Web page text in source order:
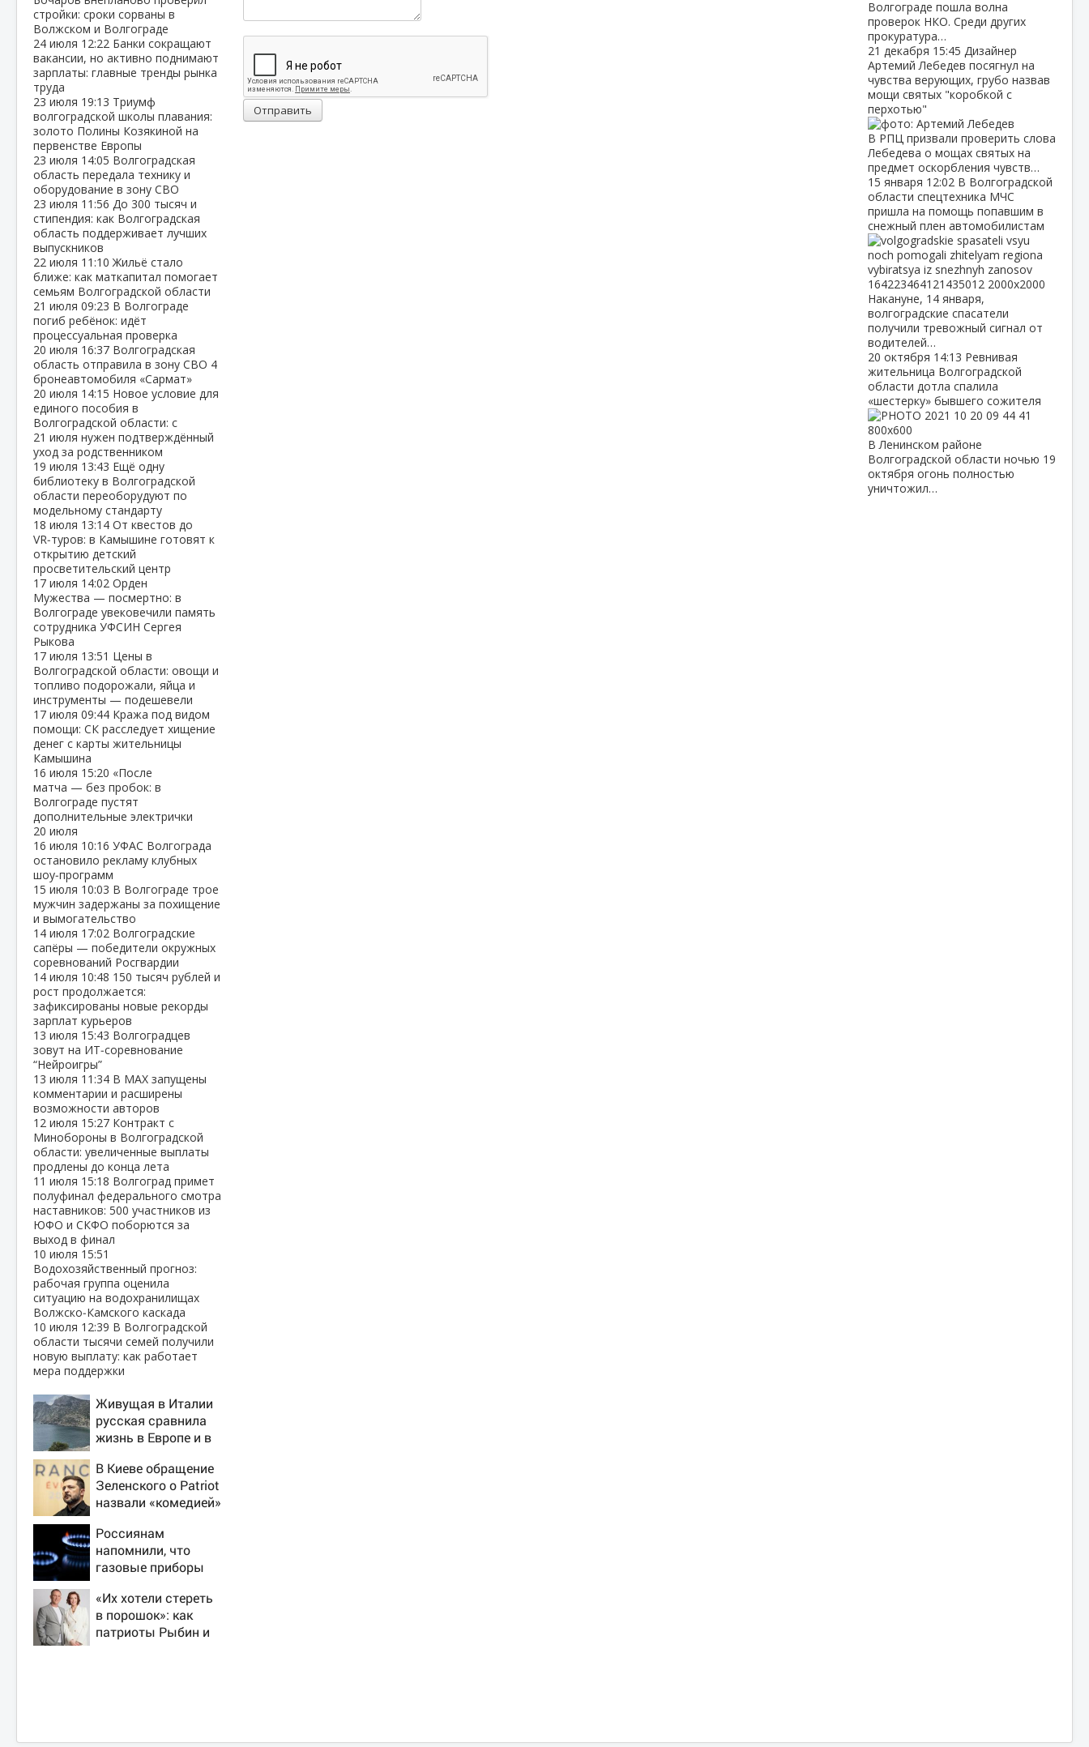
стройки: сроки сорваны в
Волжском и Волгограде
24 июля 12:22 Банки сокращают
вакансии, но активно поднимают
зарплаты: главные тренды рынка
труда
23 июля 19:13 Триумф
волгоградской школы плавания:
золото Полины Козякиной на
первенстве Европы
23 июля 14:05 Волгоградская
область передала технику и
оборудование в зону СВО
23 июля 11:56 До 300 тысяч и
стипендия: как Волгоградская
область поддерживает лучших
выпускников
22 июля 11:10Жильё стало
ближе: как маткапитал помогает
семьям Волгоградской области
21 июля 09:23 В Волгограде
погиб ребёнок: идёт
процессуальная проверка
20 июля 16:37 Волгоградская
область отправила в зону СВО 4
бронеавтомобиля «Сармат»
20 июля 14:15 Новое условие для
единого пособия в
Волгоградской области: с
21 июля нужен подтверждённый
уход за родственником
19 июля 13:43 Ещё одну
библиотеку в Волгоградской
области переоборудуют по
модельному стандарту
18 июля 13:14 От квестов до
VR‑туров: в Камышине готовят к
открытию детский
просветительский центр
17 июля 14:02 Орден
Мужества — посмертно: в
Волгограде увековечили память
сотрудника УФСИН Сергея
Рыкова
17 июля 13:51 Цены в
Волгоградской области: овощи и
топливо подорожали, яйца и
инструменты — подешевели
17 июля 09:44 Кража под видом
помощи: СК расследует хищение
денег с карты жительницы
Камышина
16 июля 15:20 «После
матча — без пробок: в
Волгограде пустят
дополнительные электрички
20 июля
16 июля 10:16 УФАС Волгограда
остановило рекламу клубных
шоу‑программ
15 июля 10:03 В Волгограде трое
мужчин задержаны за похищение
и вымогательство
14 июля 17:02 Волгоградские
сапёры — победители окружных
соревнований Росгвардии
14 июля 10:48 150 тысяч рублей и
рост продолжается:
зафиксированы новые рекорды
зарплат курьеров
13 июля 15:43 Волгоградцев
зовут на ИТ‑соревнование
“Нейроигры”
13 июля 11:34 В МАХ запущены
комментарии и расширены
возможности авторов
12 июля 15:27 Контракт с
Минобороны в Волгоградской
области: увеличенные выплаты
продлены до конца лета
11 июля 15:18 Волгоград примет
полуфинал федерального смотра
наставников: 500 участников из
ЮФО и СКФО поборются за
выход в финал
10 июля 15:51
Водохозяйственный прогноз:
рабочая группа оценила
ситуацию на водохранилищах
Волжско‑Камского каскада
10 июля 12:39 В Волгоградской
области тысячи семей получили
новую выплату: как работает
мера поддержки
Живущая в Италии
русская сравнила
жизнь в Европе и в
В Киеве обращение
Зеленского о Patriot
назвали «комедией»
Россиянам
напомнили, что
газовые приборы
ремонтировать
самостоятельно
«Их хотели стереть
в порошок»: как
патриоты Рыбин и
Отправить
Волгограде пошла волна
проверок НКО. Среди других
прокуратура…
21 декабря 15:45 Дизайнер
Артемий Лебедев посягнул на
чувства верующих, грубо назвав
мощи святых "коробкой с
перхотью"
В РПЦ призвали проверить слова
Лебедева о мощах святых на
предмет оскорбления чувств…
15 января 12:02 В Волгоградской
области спецтехника МЧС
пришла на помощь попавшим в
снежный плен автомобилистам
Накануне, 14 января,
волгоградские спасатели
получили тревожный сигнал от
водителей…
20 октября 14:13 Ревнивая
жительница Волгоградской
области дотла спалила
«шестерку» бывшего сожителя
В Ленинском районе
Волгоградской области ночью 19
октября огонь полностью
уничтожил…